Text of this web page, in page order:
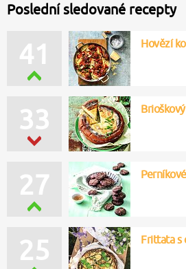
Poslední sledované recepty
41 Hovězí
33
27
25 Frittata s